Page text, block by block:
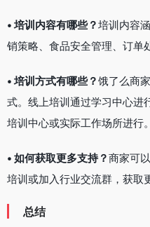
• 培训内容有哪些？培训内容
销策略、食品安全管理、订单
• 培训方式有哪些？饿了么商
式。线上培训通过学习中心进
培训中心或实际工作场所进行。
• 如何获取更多支持？商家可
培训或加入行业交流群，获取
总结